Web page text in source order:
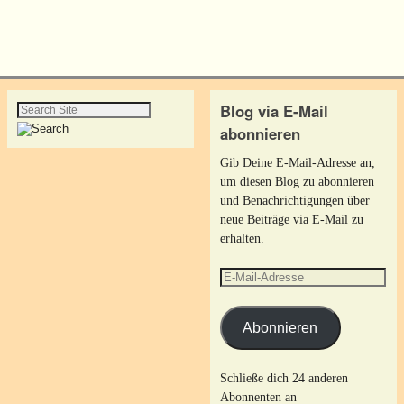
Blog via E-Mail
abonnieren
Gib Deine E-Mail-Adresse an,
um diesen Blog zu abonnieren
und Benachrichtigungen über
neue Beiträge via E-Mail zu
erhalten.
Abonnieren
Schließe dich 24 anderen
Abonnenten an